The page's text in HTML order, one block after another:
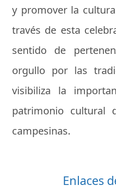
y promover la
través de esta
sentido de
orgullo por las
visibiliza la
patrimonio cultural
campesinas.
Enlaces